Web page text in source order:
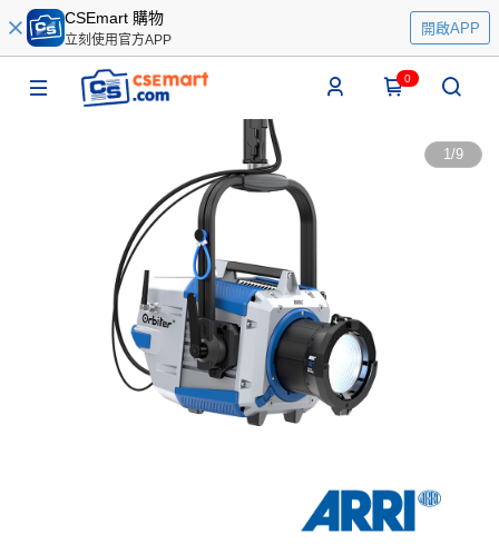
CSEmart 購物
立刻使用官方APP
開啟APP
0
1/9